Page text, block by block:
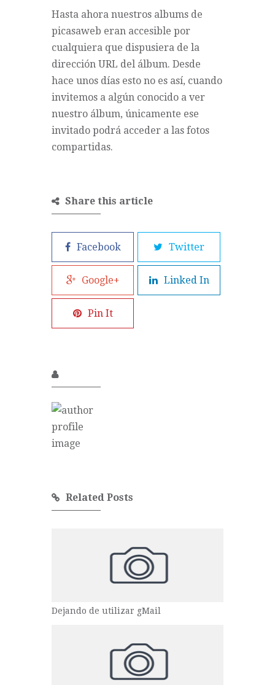
Hasta ahora nuestros albums de
picasaweb eran accesible por
cualquiera que dispusiera de la
dirección URL del álbum. Desde
hace unos días esto no es así, cuando
invitemos a algún conocido a ver
nuestro álbum, únicamente ese
invitado podrá acceder a las fotos
compartidas.
Share this article
Facebook Twitter
Google+ Linked In
Pin It
Related Posts
Dejando de utilizar gMail